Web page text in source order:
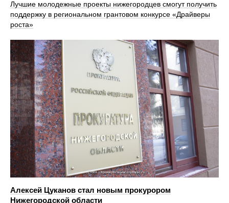
Лучшие молодежные проекты нижегородцев смогут получить
поддержку в региональном грантовом конкурсе «Драйверы
роста»
Алексей Цуканов стал новым прокурором
Нижегородской области